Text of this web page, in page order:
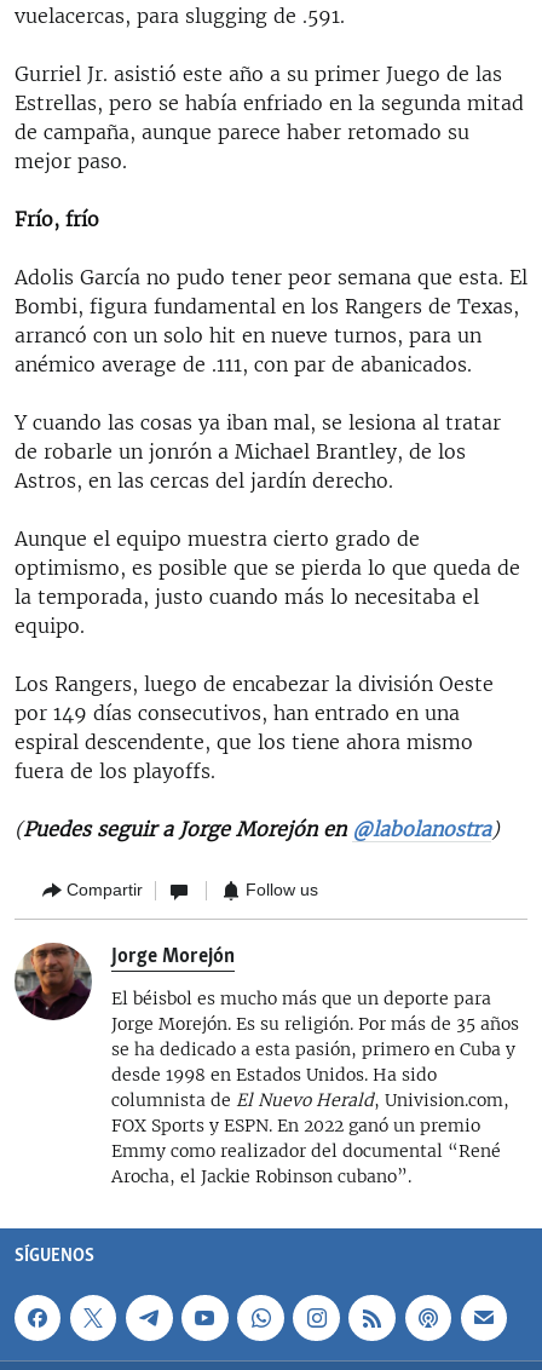
vuelacercas, para slugging de .591.
Gurriel Jr. asistió este año a su primer Juego de las
Estrellas, pero se había enfriado en la segunda mitad
de campaña, aunque parece haber retomado su
mejor paso.
Frío, frío
Adolis García no pudo tener peor semana que esta. El
Bombi, figura fundamental en los Rangers de Texas,
arrancó con un solo hit en nueve turnos, para un
anémico average de .111, con par de abanicados.
Y cuando las cosas ya iban mal, se lesiona al tratar
de robarle un jonrón a Michael Brantley, de los
Astros, en las cercas del jardín derecho.
Aunque el equipo muestra cierto grado de
optimismo, es posible que se pierda lo que queda de
la temporada, justo cuando más lo necesitaba el
equipo.
Los Rangers, luego de encabezar la división Oeste
por 149 días consecutivos, han entrado en una
espiral descendente, que los tiene ahora mismo
fuera de los playoffs.
(Puedes seguir a Jorge Morejón en @labolanostra)
Compartir Follow us
Jorge Morejón
El béisbol es mucho más que un deporte para
Jorge Morejón. Es su religión. Por más de 35 años
se ha dedicado a esta pasión, primero en Cuba y
desde 1998 en Estados Unidos. Ha sido
columnista de El Nuevo Herald, Univision.com,
FOX Sports y ESPN. En 2022 ganó un premio
Emmy como realizador del documental “René
Arocha, el Jackie Robinson cubano”.
SÍGUENOS